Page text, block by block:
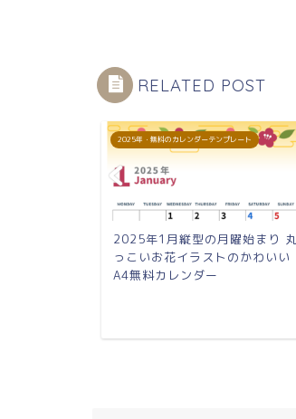
RELATED POST
2025年・無料のカレンダーテンプレート
2025年1月縦型の月曜始まり 丸
っこいお花イラストのかわいい
A4無料カレンダー